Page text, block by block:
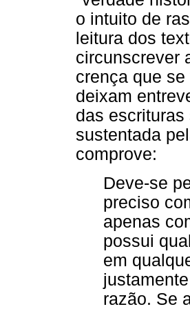
o intuito de
leitura dos
circunscrever
crença que
deixam
das
sustentada
comprove:
Deve-se
preciso
apenas
possui
em
razão. Se